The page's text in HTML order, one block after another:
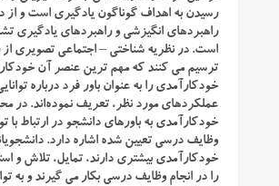
رسیدن به اهداف گوناگون یادگیری است و از
راهبردهای انگیزشی و راهبردهای یادگیری
است. در نظريه شناختی – اجتماعی تصويری از
ترسيم می كنند كه مهم ترين عنصر آن
خودكارآمدی را به عنوان باور فرد درباره
عملكردهاي مورد نظر، تعريف نموده‌اند. در
خودكارآمدی به باورهای دانشجو در ارتباط با
وظايف درسی تعيين شده اشاره دارد.
خودكارآمدی بيشتری دارند، تمايل، تلاش و
را در انجام وظايف درسی بكار می گيرند و به